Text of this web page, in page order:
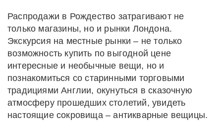
Распродажи в Рождество затрагивают не
только магазины, но и рынки Лондона.
Экскурсия на местные рынки – не только
возможность купить по выгодной цене
интересные и необычные вещи, но и
познакомиться со старинными торговыми
традициями Англии, окунуться в сказочную
атмосферу прошедших столетий, увидеть
настоящие сокровища – антикварные вещицы.